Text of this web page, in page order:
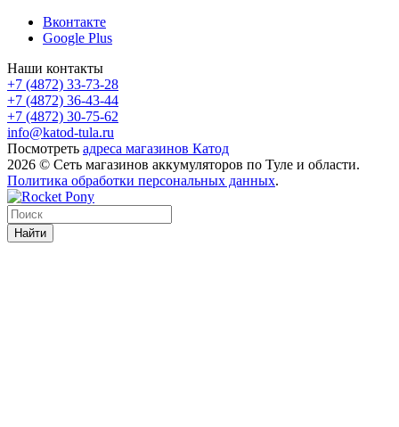
Вконтакте
Google Plus
Наши контакты
+7 (4872) 33-73-28
+7 (4872) 36-43-44
+7 (4872) 30-75-62
info@katod-tula.ru
Посмотреть адреса магазинов Катод
2026 © Сеть магазинов аккумуляторов по Туле и области.
Политика обработки персональных данных.
Найти